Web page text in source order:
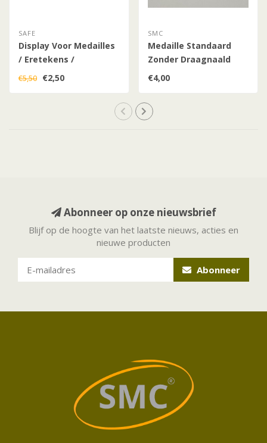
SAFE
Display Voor Medailles
/ Eretekens /
Onderscheidingen
€5,50 €2,50
SMC
Medaille Standaard
Zonder Draagnaald
€4,00
Abonneer op onze nieuwsbrief
Blijf op de hoogte van het laatste nieuws, acties en
nieuwe producten
Abonneer